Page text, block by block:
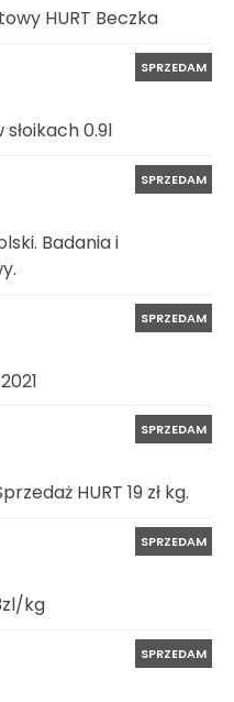
HURT Beczka
SPRZEDAM
0.9l
SPRZEDAM
Badania i
SPRZEDAM
SPRZEDAM
HURT 19 zł kg.
SPRZEDAM
kg
SPRZEDAM